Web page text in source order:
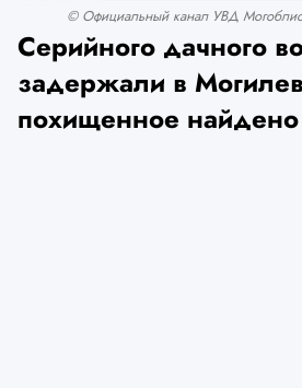
© Официальный канал УВД
Серийного дачного
задержали в
похищенное найдено